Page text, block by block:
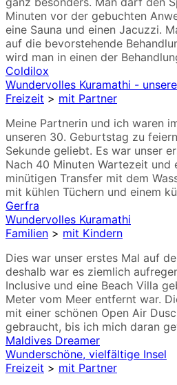
Minuten vor der gebuchten
eine Sauna und einen Jacuzzi.
auf die bevorstehende
wird man in einen der
Coldilox
Wundervolles Kuramathi -
Freizeit > mit Partner
Meine Partnerin und ich waren
unseren 30. Geburtstag zu
Sekunde geliebt. Es war unser
Nach 40 Minuten Wartezeit und
minütigen Transfer mit dem
mit kühlen Tüchern und einem
Gerfra
Wundervolles Kuramathi
Familien > mit Kindern
Dies war unser erstes Mal auf
deshalb war es ziemlich
Inclusive und eine Beach Villa
Meter vom Meer entfernt war.
mit einer schönen Open Air
gebraucht, bis ich mich daran
Maldives Dreamer
Wunderschöne, vielfältige Insel
Freizeit > mit Partner